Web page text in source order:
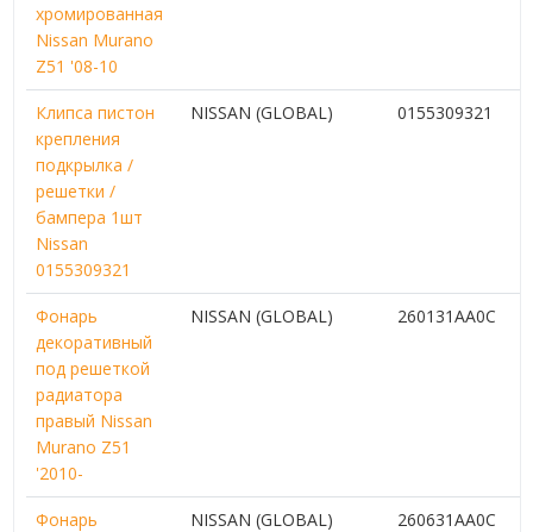
хромированная
Nissan Murano
Z51 '08-10
Клипса пистон
крепления
подкрылка /
решетки /
бампера 1шт
Nissan
0155309321
NISSAN (GLOBAL) 0155309321
Фонарь
декоративный
под решеткой
радиатора
правый Nissan
Murano Z51
'2010-
NISSAN (GLOBAL) 260131AA0C
Фонарь
NISSAN (GLOBAL) 260631AA0C